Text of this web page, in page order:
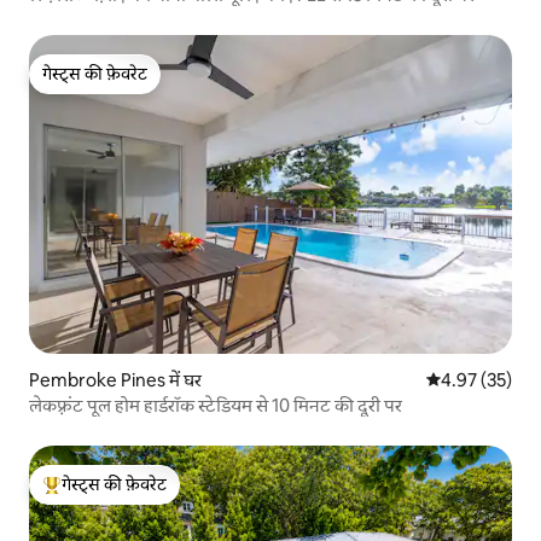
गेस्ट्स की फ़ेवरेट
गेस्ट्स की फ़ेवरेट
Pembroke Pines में घर औसत रेटिंग 5 में
4.97 (35)
लेकफ़्रंट पूल होम हार्डरॉक स्टेडियम से 10 मिनट की दूरी पर
गेस्ट्स का टॉप फ़ेवरेट
गेस्ट्स की फ़ेवरेट